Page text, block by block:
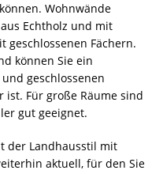
Wohnwände
Echtholz und mit
geschlossenen Fächern.
können Sie ein
geschlossenen
ist. Für große Räume sind
gut geeignet.
der Landhausstil mit
aktuell, für den Sie